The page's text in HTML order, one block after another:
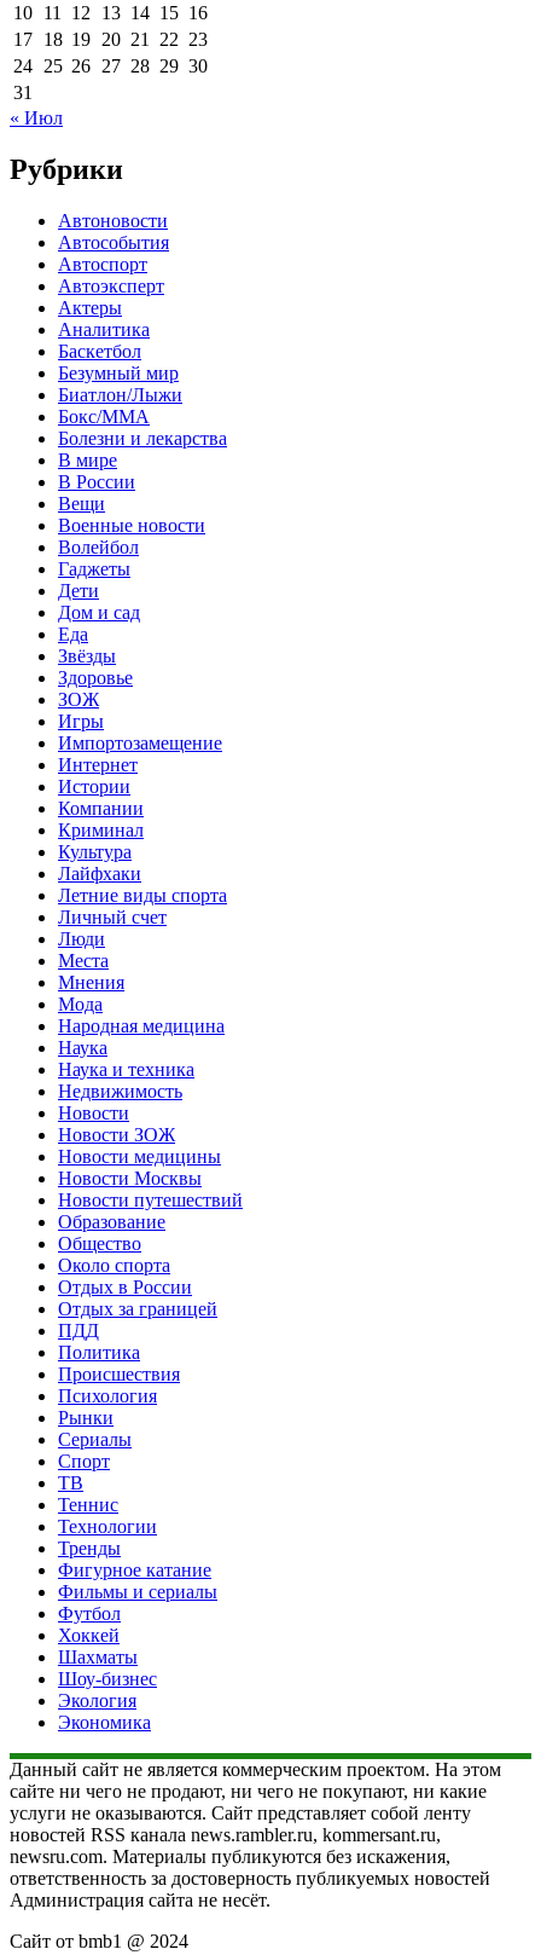
10 11 12 13 14 15 16
17 18 19 20 21 22 23
24 25 26 27 28 29 30
31
« Июл
Рубрики
Автоновости
Автособытия
Автоспорт
Автоэксперт
Актеры
Аналитика
Баскетбол
Безумный мир
Биатлон/Лыжи
Бокс/MMA
Болезни и лекарства
В мире
В России
Вещи
Военные новости
Волейбол
Гаджеты
Дети
Дом и сад
Еда
Звёзды
Здоровье
ЗОЖ
Игры
Импортозамещение
Интернет
Истории
Компании
Криминал
Культура
Лайфхаки
Летние виды спорта
Личный счет
Люди
Места
Мнения
Мода
Народная медицина
Наука
Наука и техника
Недвижимость
Новости
Новости ЗОЖ
Новости медицины
Новости Москвы
Новости путешествий
Образование
Общество
Около спорта
Отдых в России
Отдых за границей
ПДД
Политика
Происшествия
Психология
Рынки
Сериалы
Спорт
ТВ
Теннис
Технологии
Тренды
Фигурное катание
Фильмы и сериалы
Футбол
Хоккей
Шахматы
Шоу-бизнес
Экология
Экономика
Данный сайт не является коммерческим проектом. На этом
сайте ни чего не продают, ни чего не покупают, ни какие
услуги не оказываются. Сайт представляет собой ленту
новостей RSS канала news.rambler.ru, kommersant.ru,
newsru.com. Материалы публикуются без искажения,
ответственность за достоверность публикуемых новостей
Администрация сайта не несёт.
Сайт от bmb1 @ 2024